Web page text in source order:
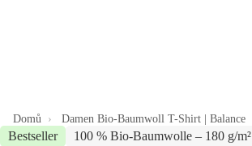
Domů Damen Bio-Baumwoll T-Shirt | Balance
Bestseller
100 % Bio-Baumwolle – 180 g/m²